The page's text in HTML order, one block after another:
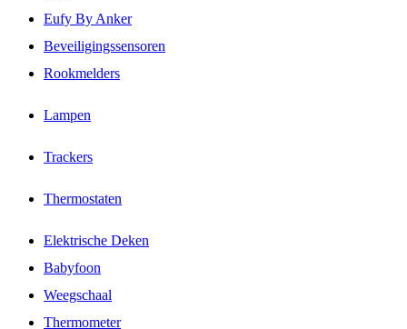
Eufy By Anker
Beveiligingssensoren
Rookmelders
Lampen
Trackers
Thermostaten
Elektrische Deken
Babyfoon
Weegschaal
Thermometer